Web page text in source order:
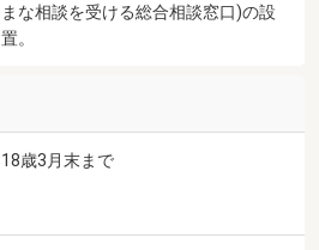
まな相談を受ける総合相談窓口)の設
置。
18歳3月末まで